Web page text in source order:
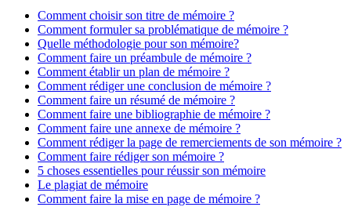
Comment choisir son titre de mémoire ?
Comment formuler sa problématique de mémoire ?
Quelle méthodologie pour son mémoire?
Comment faire un préambule de mémoire ?
Comment établir un plan de mémoire ?
Comment rédiger une conclusion de mémoire ?
Comment faire un résumé de mémoire ?
Comment faire une bibliographie de mémoire ?
Comment faire une annexe de mémoire ?
Comment rédiger la page de remerciements de son mémoire ?
Comment faire rédiger son mémoire ?
5 choses essentielles pour réussir son mémoire
Le plagiat de mémoire
Comment faire la mise en page de mémoire ?